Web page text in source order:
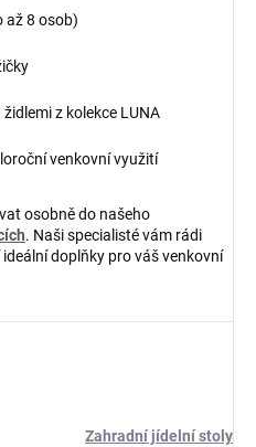
až 8 osob)
z kolekce LUNA
venkovní využití
osobně do našeho
. Naši specialisté vám rádi
doplňky pro váš venkovní
Zahradní jídelní stoly